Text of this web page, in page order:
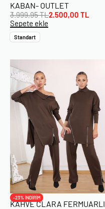
KABAN- OUTLET
3.999,95TL2.500,00 TL
Sepete ekle
Standart
-23% İNDİRİM
KAHVE CLARA FERMUARLI